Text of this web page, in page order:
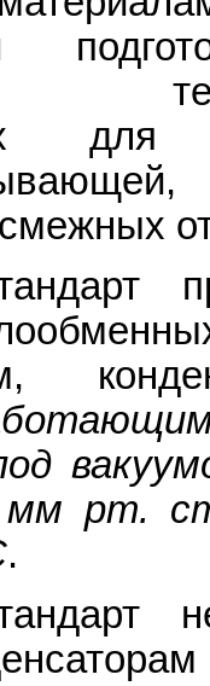
смежных
рт.
.